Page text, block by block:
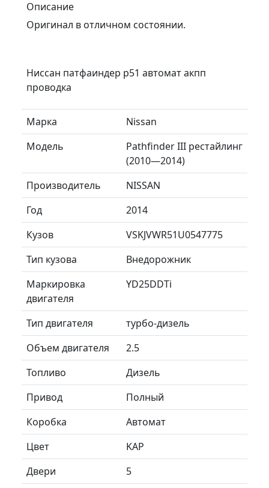
Описание
Оригинал в отличном состоянии.
Ниссан патфаиндер р51 автомат акпп
проводка
Марка
Nissan
Модель
Pathfinder III рестайлинг
(2010—2014)
Производитель
NISSAN
Год
2014
Кузов
VSKJVWR51U0547775
Тип кузова
Внедорожник
Маркировка
двигателя
YD25DDTi
Тип двигателя
турбо-дизель
Объем двигателя
2.5
Топливо
Дизель
Привод
Полный
Коробка
Автомат
Цвет
KAP
Двери
5